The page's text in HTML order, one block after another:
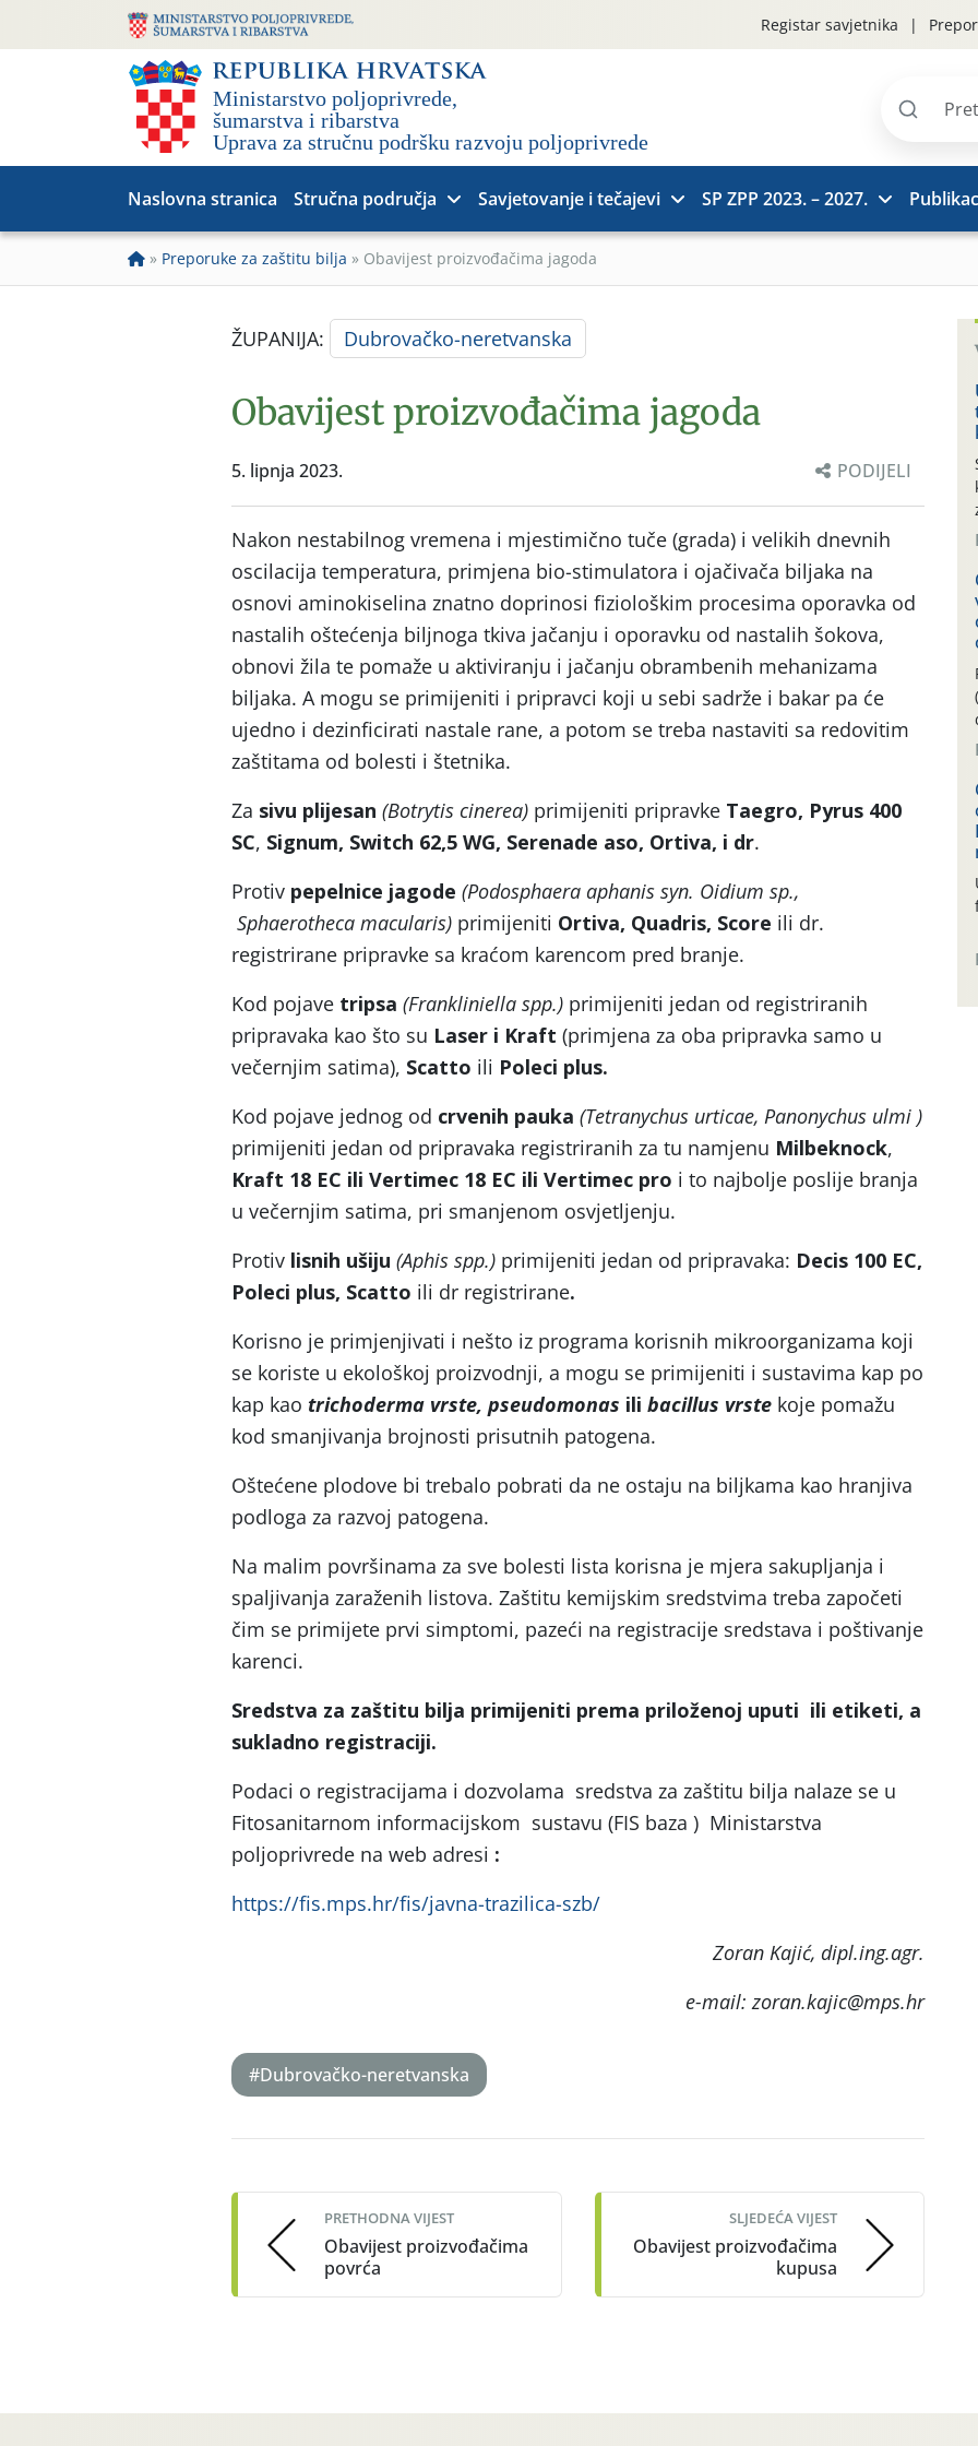
Registar savjetnika
Pretraži
Naslovna stranica Stručna područja Savjetovanje i tečajevi SP ZPP 2023. – 2027.
» Preporuke za zaštitu bilja » Obavijest proizvođačima jagoda
ŽUPANIJA: Dubrovačko-neretvanska
Obavijest proizvođačima jagoda
5. lipnja 2023. PODIJELI
Nakon nestabilnog vremena i mjestimično tuče (grada) i velikih dnevnih
oscilacija temperatura, primjena bio-stimulatora i ojačivača biljaka na
osnovi aminokiselina znatno doprinosi fiziološkim procesima oporavka od
nastalih oštećenja biljnoga tkiva jačanju i oporavku od nastalih šokova,
obnovi žila te pomaže u aktiviranju i jačanju obrambenih mehanizama
biljaka. A mogu se primijeniti i pripravci koji u sebi sadrže i bakar pa će
ujedno i dezinficirati nastale rane, a potom se treba nastaviti sa redovitim
zaštitama od bolesti i štetnika.
Za sivu plijesan (Botrytis cinerea) primijeniti pripravke Taegro, Pyrus 400
SC, Signum, Switch 62,5 WG, Serenade aso, Ortiva, i dr.
Protiv pepelnice jagode (Podosphaera aphanis syn. Oidium sp.,
Sphaerotheca macularis) primijeniti Ortiva, Quadris, Score ili dr.
registrirane pripravke sa kraćom karencom pred branje.
Kod pojave tripsa (Frankliniella spp.) primijeniti jedan od registriranih
pripravaka kao što su Laser i Kraft (primjena za oba pripravka samo u
večernjim satima), Scatto ili Poleci plus.
Kod pojave jednog od crvenih pauka (Tetranychus urticae, Panonychus ulmi )
primijeniti jedan od pripravaka registriranih za tu namjenu Milbeknock,
Kraft 18 EC ili Vertimec 18 EC ili Vertimec pro i to najbolje poslije branja
u večernjim satima, pri smanjenom osvjetljenju.
Protiv lisnih ušiju (Aphis spp.) primijeniti jedan od pripravaka: Decis 100 EC,
Poleci plus, Scatto ili dr registrirane.
Korisno je primjenjivati i nešto iz programa korisnih mikroorganizama koji
se koriste u ekološkoj proizvodnji, a mogu se primijeniti i sustavima kap po
kap kao trichoderma vrste, pseudomonas ili bacillus vrste koje pomažu
kod smanjivanja brojnosti prisutnih patogena.
Oštećene plodove bi trebalo pobrati da ne ostaju na biljkama kao hranjiva
podloga za razvoj patogena.
Na malim površinama za sve bolesti lista korisna je mjera sakupljanja i
spaljivanja zaraženih listova. Zaštitu kemijskim sredstvima treba započeti
čim se primijete prvi simptomi, pazeći na registracije sredstava i poštivanje
karenci.
Sredstva za zaštitu bilja primijeniti prema priloženoj uputi ili etiketi, a
sukladno registraciji.
Podaci o registracijama i dozvolama sredstva za zaštitu bilja nalaze se u
Fitosanitarnom informacijskom sustavu (FIS baza ) Ministarstva
poljoprivrede na web adresi :
https://fis.mps.hr/fis/javna-trazilica-szb/
Zoran Kajić, dipl.ing.agr.
e-mail: zoran.kajic@mps.hr
#Dubrovačko-neretvanska
navigation
PRETHODNA VIJEST
Obavijest proizvođačima
povrća
SLJEDEĆA VIJEST
Obavijest proizvođačima
kupusa